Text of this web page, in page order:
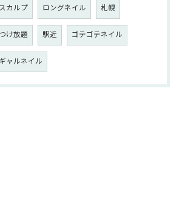
スカルプ ロングネイル 札幌
つけ放題 駅近 ゴテゴテネイル
ギャルネイル